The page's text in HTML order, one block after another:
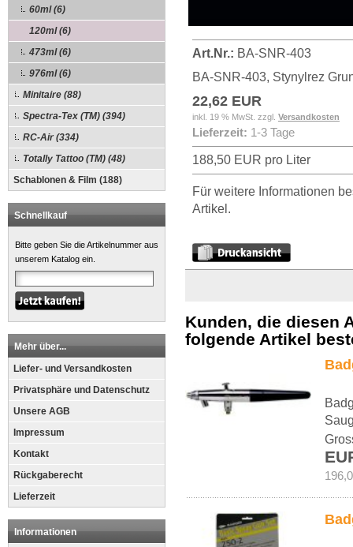
60ml (6)
120ml (6)
473ml (6)
976ml (6)
Minitaire (88)
Spectra-Tex (TM) (394)
RC-Air (334)
Totally Tattoo (TM) (48)
Schablonen & Film (188)
Schnellkauf
Bitte geben Sie die Artikelnummer aus
unserem Katalog ein.
Mehr über...
Liefer- und Versandkosten
Privatsphäre und Datenschutz
Unsere AGB
Impressum
Kontakt
Rückgaberecht
Lieferzeit
Informationen
Art.Nr.: BA-SNR-403
BA-SNR-403, Stynylrez
22,62 EUR
inkl. 19 % MwSt. zzgl. Versandkosten
Lieferzeit: 1-3 Tage
188,50 EUR pro Liter
Für weitere Informationen
Artikel.
Kunden, die diesen
folgende Artikel